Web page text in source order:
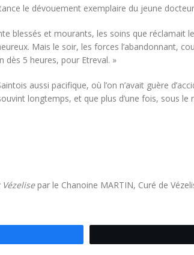
le dévouement exemplaire du jeune
blessés et mourants, les soins que
Mais le soir, les forces l’abandonnant,
dès 5 heures, pour Etreval. »
aussi pacifique, où l’on n’avait guère
longtemps, et que plus d’une fois, sous
par le Chanoine MARTIN, Curé de